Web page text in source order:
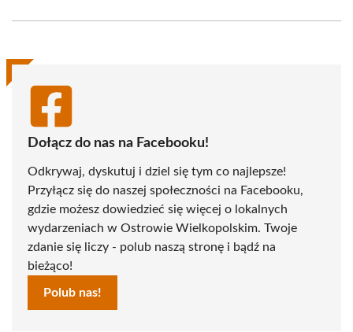
(Twitter)
Dołącz do nas na Facebooku!
Odkrywaj, dyskutuj i dziel się tym co najlepsze!
Przyłącz się do naszej społeczności na Facebooku,
gdzie możesz dowiedzieć się więcej o lokalnych
wydarzeniach w Ostrowie Wielkopolskim. Twoje
zdanie się liczy - polub naszą stronę i bądź na
bieżąco!
Polub nas!